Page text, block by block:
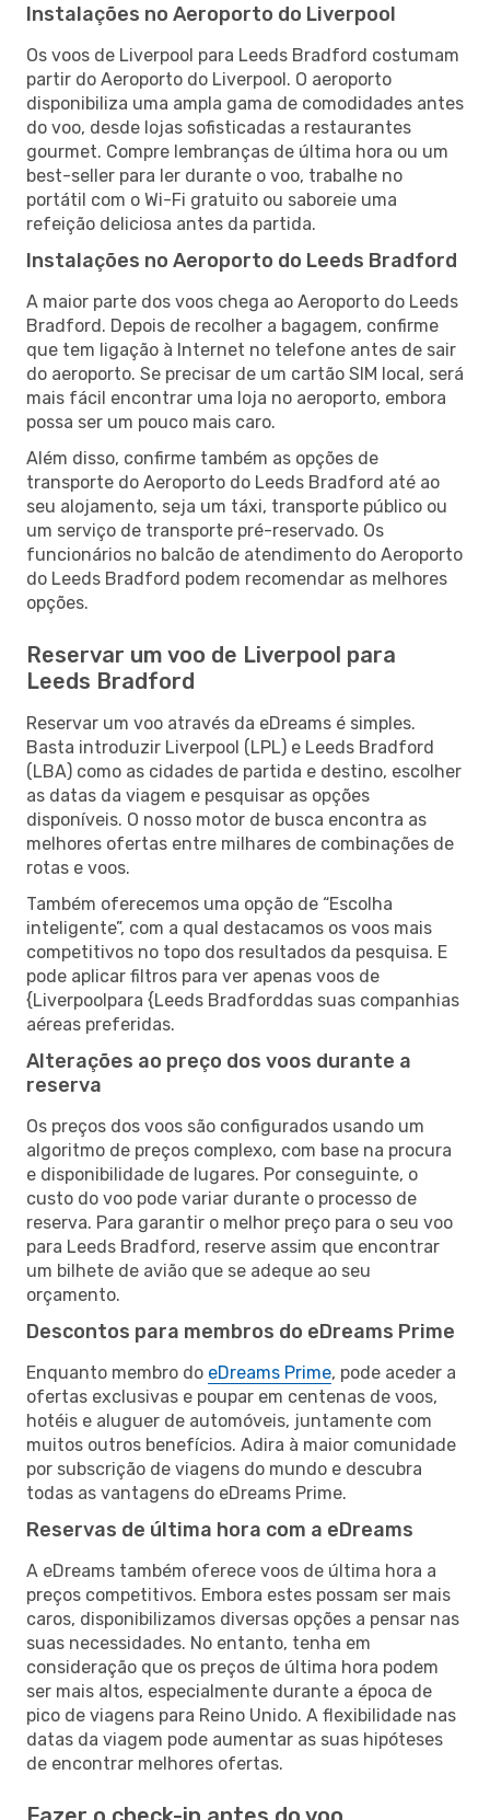
Instalações no Aeroporto do Liverpool
Os voos de Liverpool para Leeds Bradford costumam
partir do Aeroporto do Liverpool. O aeroporto
disponibiliza uma ampla gama de comodidades antes
do voo, desde lojas sofisticadas a restaurantes
gourmet. Compre lembranças de última hora ou um
best-seller para ler durante o voo, trabalhe no
portátil com o Wi-Fi gratuito ou saboreie uma
refeição deliciosa antes da partida.
Instalações no Aeroporto do Leeds Bradford
A maior parte dos voos chega ao Aeroporto do Leeds
Bradford. Depois de recolher a bagagem, confirme
que tem ligação à Internet no telefone antes de sair
do aeroporto. Se precisar de um cartão SIM local, será
mais fácil encontrar uma loja no aeroporto, embora
possa ser um pouco mais caro.
Além disso, confirme também as opções de
transporte do Aeroporto do Leeds Bradford até ao
seu alojamento, seja um táxi, transporte público ou
um serviço de transporte pré-reservado. Os
funcionários no balcão de atendimento do Aeroporto
do Leeds Bradford podem recomendar as melhores
opções.
Reservar um voo de Liverpool para
Leeds Bradford
Reservar um voo através da eDreams é simples.
Basta introduzir Liverpool (LPL) e Leeds Bradford
(LBA) como as cidades de partida e destino, escolher
as datas da viagem e pesquisar as opções
disponíveis. O nosso motor de busca encontra as
melhores ofertas entre milhares de combinações de
rotas e voos.
Também oferecemos uma opção de “Escolha
inteligente”, com a qual destacamos os voos mais
competitivos no topo dos resultados da pesquisa. E
pode aplicar filtros para ver apenas voos de
{Liverpoolpara {Leeds Bradforddas suas companhias
aéreas preferidas.
Alterações ao preço dos voos durante a
reserva
Os preços dos voos são configurados usando um
algoritmo de preços complexo, com base na procura
e disponibilidade de lugares. Por conseguinte, o
custo do voo pode variar durante o processo de
reserva. Para garantir o melhor preço para o seu voo
para Leeds Bradford, reserve assim que encontrar
um bilhete de avião que se adeque ao seu
orçamento.
Descontos para membros do eDreams Prime
Enquanto membro do eDreams Prime, pode aceder a
ofertas exclusivas e poupar em centenas de voos,
hotéis e aluguer de automóveis, juntamente com
muitos outros benefícios. Adira à maior comunidade
por subscrição de viagens do mundo e descubra
todas as vantagens do eDreams Prime.
Reservas de última hora com a eDreams
A eDreams também oferece voos de última hora a
preços competitivos. Embora estes possam ser mais
caros, disponibilizamos diversas opções a pensar nas
suas necessidades. No entanto, tenha em
consideração que os preços de última hora podem
ser mais altos, especialmente durante a época de
pico de viagens para Reino Unido. A flexibilidade nas
datas da viagem pode aumentar as suas hipóteses
de encontrar melhores ofertas.